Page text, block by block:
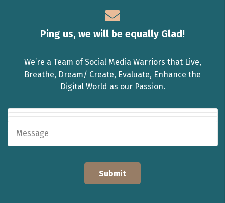
Ping us, we will be equally Glad!
We’re a Team of Social Media Warriors that Live,
Breathe, Dream/ Create, Evaluate, Enhance the
Digital World as our Passion.